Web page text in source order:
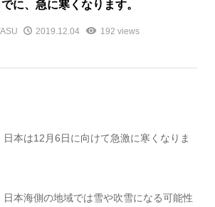
に、急に寒くなります。
2019.12.04 192 views
本は12月6日に向けて急激に寒くなりま
本海側の地域では雪や吹雪になる可能性